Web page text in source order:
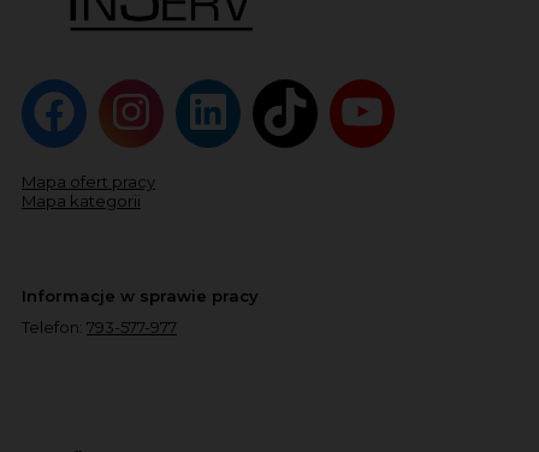
Mapa ofert pracy
Mapa kategorii
Informacje w sprawie pracy
Telefon: 793-577-977